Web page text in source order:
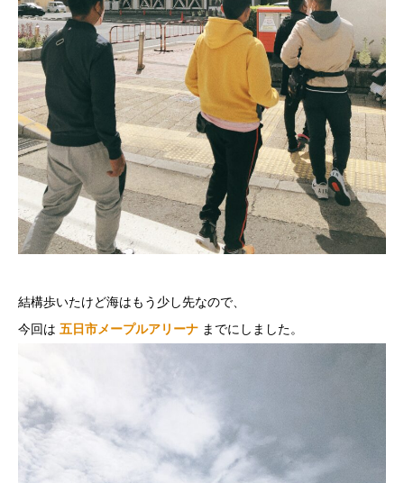
結構歩いたけど海はもう少し先なので、
今回は 五日市メープルアリーナ までにしました。